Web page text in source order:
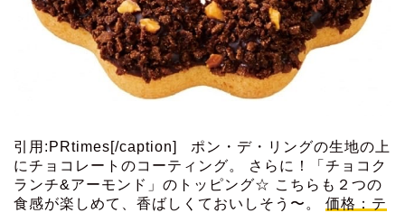
引用:PRtimes[/caption] ポン・デ・リングの生地の上
にチョコレートのコーティング。 さらに！「チョコク
ランチ&アーモンド」のトッピング☆ こちらも２つの
食感が楽しめて、香ばしくておいしそう〜。 価格：テ